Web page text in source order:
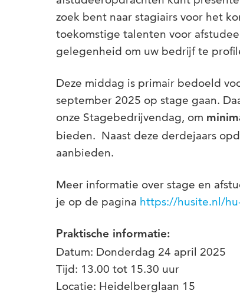
zoek bent naar stagiairs voor het
toekomstige talenten voor
gelegenheid om uw bedrijf te
Deze middag is primair bedoeld
september 2025 op stage gaan.
onze Stagebedrijvendag, om
bieden. Naast deze derdejaars
aanbieden.
Meer informatie over stage en
je op de pagina https://husite.nl/
Praktische informatie:
Datum: Donderdag 24 april 2025
Tijd: 13.00 tot 15.30 uur
Locatie: Heidelberglaan 15